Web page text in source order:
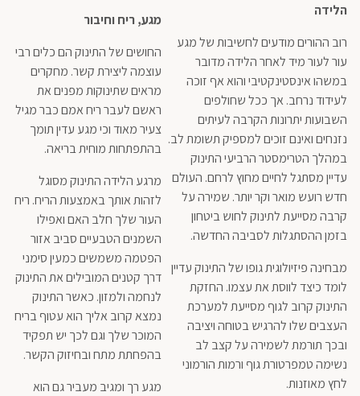
הלידה
רוב ההורים מודעים לחשיבות של מגע
עור לעור מיד לאחר הלידה מדובר
במשהו אינסטינקטיבי והוא אף זוכה
לעידוד נרחב. אך ככל שחולפים
השבועות יתרונות הקרבה לעיתים
נזנחים ואינם זוכים למספיק תשומת לב.
במהלך הטרימסטר הרביעי התינוק
עדיין מסתגל לחיים מחוץ לרחם. העולם
חדש רועש מואר וקר יותר. שמירה על
קרבה מסייעת לתינוק לחוש ביטחון
בזמן ההסתגלות לסביבה החדשה.
מבחינה פיזיולוגית גופו של התינוק עדיין
לומד כיצד לווסת את עצמו. החזקת
התינוק קרוב לגוף מסייעת למערכת
העצבים שלו להרגיש בטוחה ויציבה
ובכך תורמת לשמירה על קצב לב
נשימה טמפרטורת גוף ורמות הורמוני
לחץ מאוזנות.
מגע, ריח וחיבור
החושים של התינוק הם כלים רבי
עוצמה ליצירת קשר. מחקרים
מראים שתינוקות מפנים את
ראשם לעבר ריח אמם כבר מגיל
צעיר מאוד וכי מגע עדין תומך
בהתפתחות מוחית בריאה.
מרגע הלידה התינוק מסוגל
לזהות אותך באמצעות הריח. ריח
העור שלך חלב האם ואפילו
השמנים הטבעיים סביב אזור
הפטמה משמשים כמעין סימני
דרך קטנים המובילים את התינוק
לנחמה ולמזון. כאשר התינוק
נמצא קרוב אליך הוא עטוף בריח
המוכר שלך וגם לכך יש תפקיד
בהפחתת מתח ובחיזוק הקשר.
מגע רך ומגיב מעביר גם הוא